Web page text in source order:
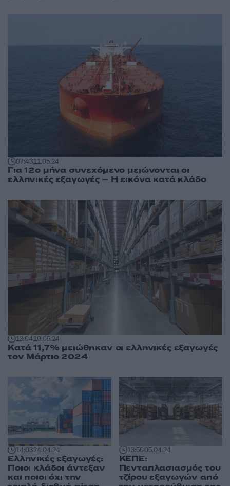
07:4311.05.24
Για 12ο μήνα συνεχόμενο μειώνονται οι
ελληνικές εξαγωγές – Η εικόνα κατά κλάδο
13:0410.05.24
Κατά 11,7% μειώθηκαν οι ελληνικές εξαγωγές
τον Μάρτιο 2024
14:0324.04.24
Ελληνικές εξαγωγές:
Ποιοι κλάδοι άντεξαν
και ποιοι όχι την
13:5005.04.24
ΚΕΠΕ:
Πενταπλασιασμός του
τζίρου εξαγωγών από